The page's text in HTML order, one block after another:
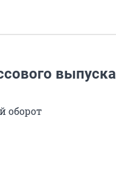
выпуска
оборот